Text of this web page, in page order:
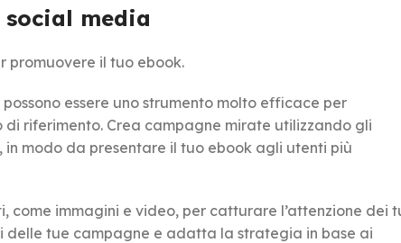
media
promuovere il tuo ebook.
essere uno strumento molto efficace per
riferimento. Crea campagne mirate utilizzando gli
modo da presentare il tuo ebook agli utenti più
immagini e video, per catturare l’attenzione dei
tue campagne e adatta la strategia in base ai